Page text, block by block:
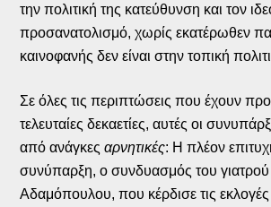
την πολιτική της κατεύθυνση και τον
προσανατολισμό, χωρίς εκατέρωθεν
καινοφανής δεν είναι στην τοπική
Σε όλες τις περιπτώσεις που έχουν
τελευταίες δεκαετίες, αυτές οι
από ανάγκεςαρνητικές: Η πλέον
συνύπαρξη, ο συνδυασμός του γιατρού
Αδαμόπουλου, που κέρδισε τις